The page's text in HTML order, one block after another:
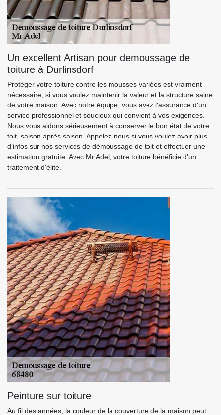
Un excellent Artisan pour demoussage de
toiture à Durlinsdorf
Protéger votre toiture contre les mousses variées est vraiment
nécessaire, si vous voulez maintenir la valeur et la structure saine
de votre maison. Avec notre équipe, vous avez l'assurance d'un
service professionnel et soucieux qui convient à vos exigences.
Nous vous aidons sérieusement à conserver le bon état de votre
toit, saison après saison. Appelez-nous si vous voulez avoir plus
d’infos sur nos services de démoussage de toit et effectuer une
estimation gratuite. Avec Mr Adel, votre toiture bénéficie d'un
traitement d'élite.
Peinture sur toiture
Au fil des années, la couleur de la couverture de la maison peut